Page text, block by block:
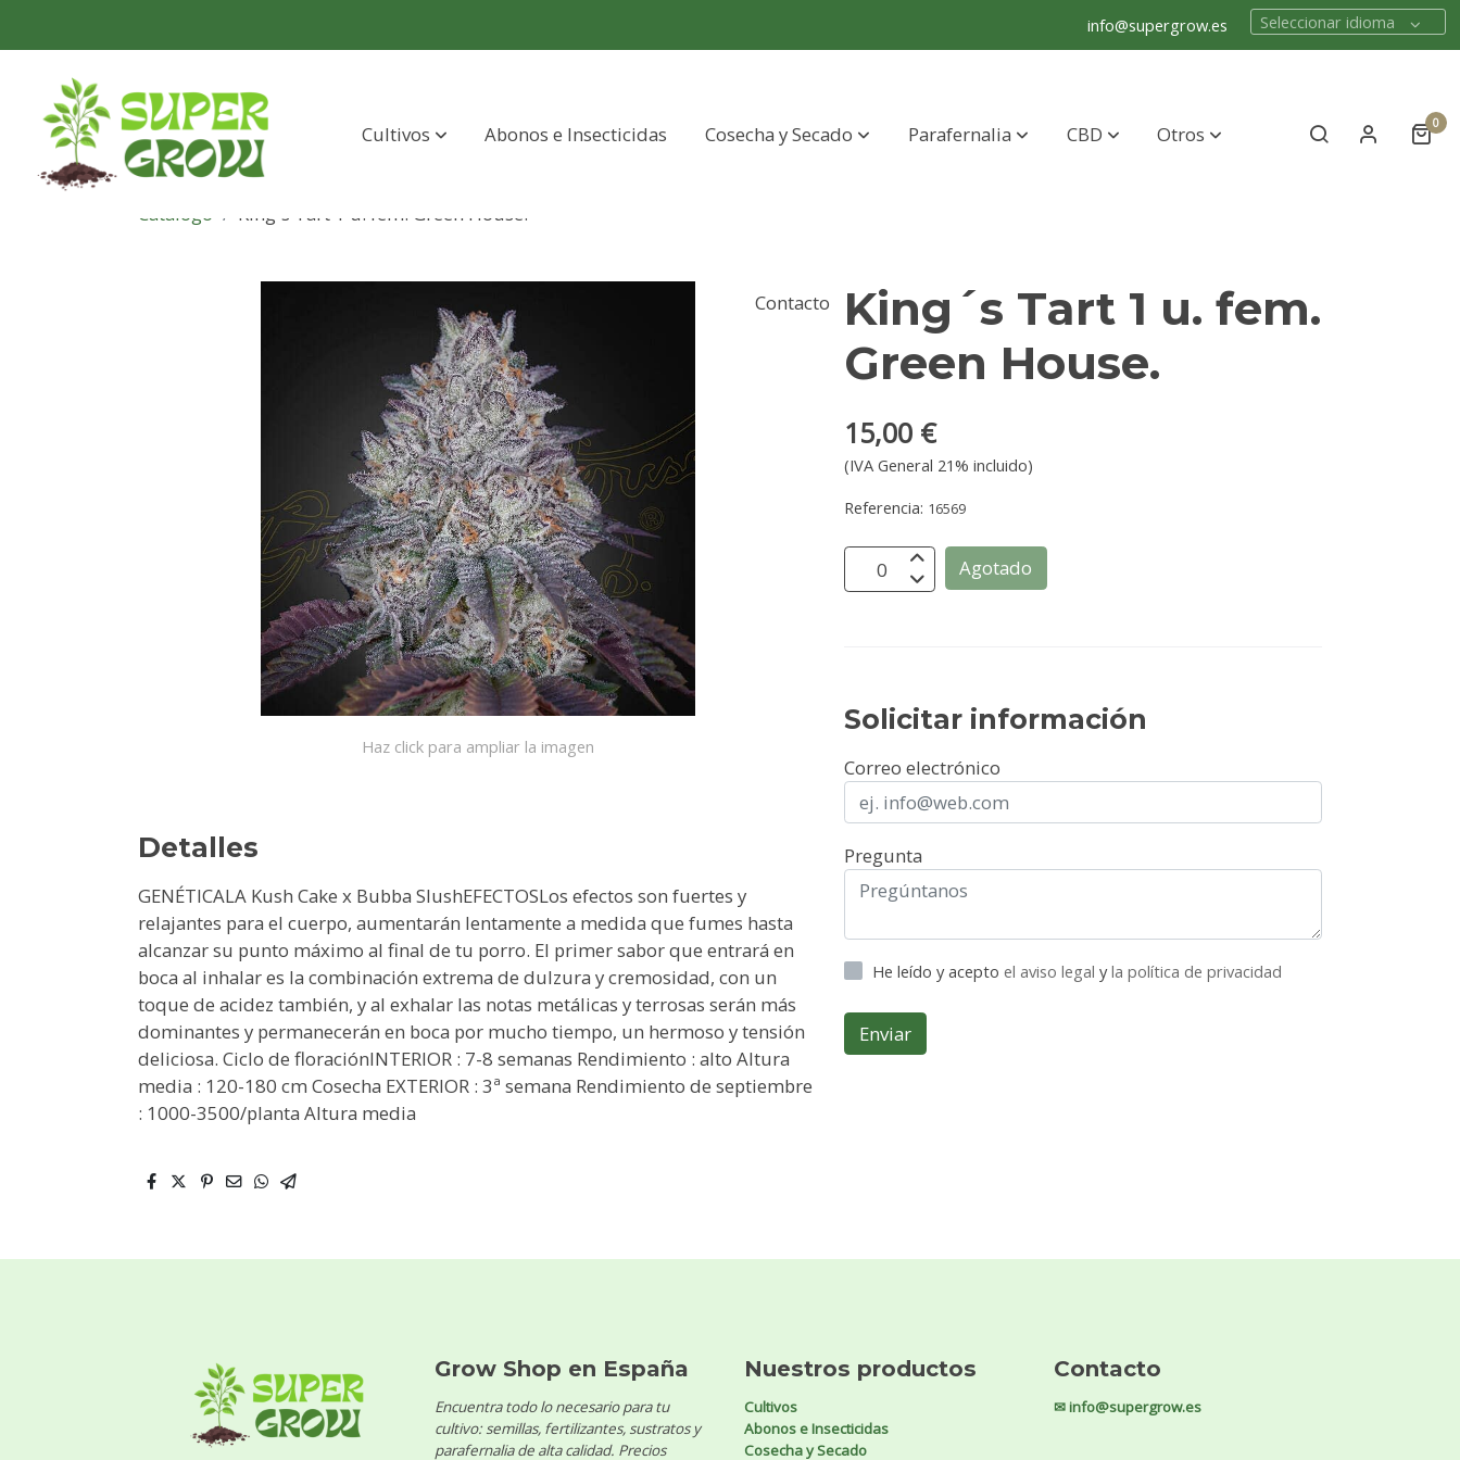
info@supergrow.es Seleccionar idioma
Cultivos Abonos e Insecticidas Cosecha y Secado Parafernalia CBD Otros
Contacto
0
Catálogo King´s Tart 1 u. fem. Green House.
Haz click para ampliar la imagen
Detalles
GENÉTICALA Kush Cake x Bubba SlushEFECTOSLos efectos son fuertes y
relajantes para el cuerpo, aumentarán lentamente a medida que fumes hasta
alcanzar su punto máximo al final de tu porro. El primer sabor que entrará en
boca al inhalar es la combinación extrema de dulzura y cremosidad, con un
toque de acidez también, y al exhalar las notas metálicas y terrosas serán más
dominantes y permanecerán en boca por mucho tiempo, un hermoso y tensión
deliciosa. Ciclo de floraciónINTERIOR : 7-8 semanas Rendimiento : alto Altura
media : 120-180 cm Cosecha EXTERIOR : 3ª semana Rendimiento de septiembre
: 1000-3500/planta Altura media
King´s Tart 1 u. fem.
Green House.
15,00 €
(IVA General 21% incluido)
Referencia: 16569
Agotado
Solicitar información
Correo electrónico
Pregunta
He leído y acepto el aviso legal yla política de privacidad
Enviar
Grow Shop en España
Encuentra todo lo necesario para tu
cultivo: semillas, fertilizantes, sustratos y
parafernalia de alta calidad. Precios
Nuestros productos
Cultivos
Abonos e Insecticidas
Cosecha y Secado
Contacto
✉ info@supergrow.es